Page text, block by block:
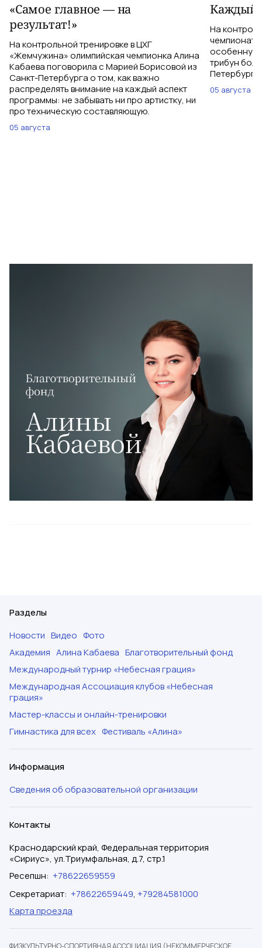
«Самое главное — на
результат!»
На контрольной тренировке в ЦХГ
«Жемчужина» олимпийская чемпионка Алина
Кабаева поговорила с Марией Борисовой из
Санкт-Петербурга о том, как важно
распределять внимание на каждый аспект
программы: не забывать ни про артистку, ни
про техническую составляющую.
05 августа
Каждый
На
особенную
трибун
05 августа
Разделы
Новости Видео Фото
Академия Алина Кабаева Благотворительный фонд
Международный турнир «Небесная грация»
Международная Ассоциация клубов «Небесная
грация»
Мастер-классы и онлайн-тренировки
Гимнастика для всех Фестиваль «Алина»
Информация
Сведения об образовательной организации
Контакты
Краснодарский край, Федеральная территория
«Сириус», ул.Триумфальная, д.7, стр.1
Ресепшн: +78622659559
Секретариат: +78622659449, +79284581000
Карта проезда
ФИЗКУЛЬТУРНО-СПОРТИВНАЯ АССОЦИАЦИЯ (НЕКОММЕРЧЕСКОЕ